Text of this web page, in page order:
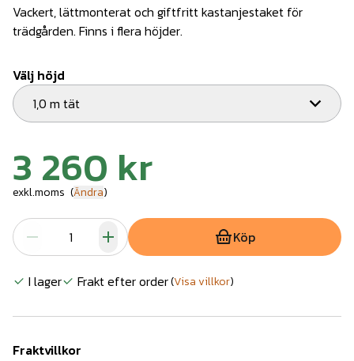
Vackert, lättmonterat och giftfritt kastanjestaket för
trädgården. Finns i flera höjder.
Välj höjd
1,0 m tät
3 260 kr
exkl.moms (Ändra)
Köp
I lager Frakt efter order(Visa villkor)
Fraktvillkor